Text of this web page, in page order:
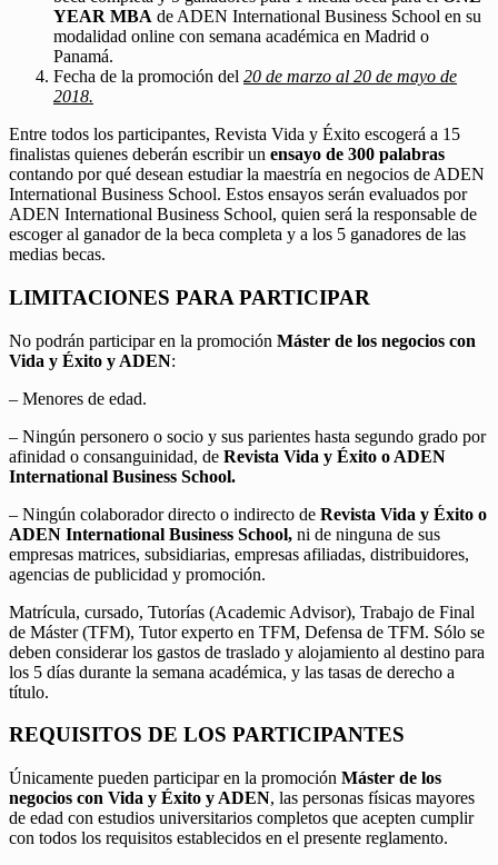
YEAR MBA de ADEN International Business School en su
modalidad online con semana académica en Madrid o
Panamá.
Fecha de la promoción del 20 de marzo al 20 de mayo de
2018.
Entre todos los participantes, Revista Vida y Éxito escogerá a 15
finalistas quienes deberán escribir un ensayo de 300 palabras
contando por qué desean estudiar la maestría en negocios de ADEN
International Business School. Estos ensayos serán evaluados por
ADEN International Business School, quien será la responsable de
escoger al ganador de la beca completa y a los 5 ganadores de las
medias becas.
LIMITACIONES PARA PARTICIPAR
No podrán participar en la promoción Máster de los negocios con
Vida y Éxito y ADEN:
– Menores de edad.
– Ningún personero o socio y sus parientes hasta segundo grado por
afinidad o consanguinidad, de Revista Vida y Éxito o ADEN
International Business School.
– Ningún colaborador directo o indirecto de Revista Vida y Éxito o
ADEN International Business School, ni de ninguna de sus
empresas matrices, subsidiarias, empresas afiliadas, distribuidores,
agencias de publicidad y promoción.
Matrícula, cursado, Tutorías (Academic Advisor), Trabajo de Final
de Máster (TFM), Tutor experto en TFM, Defensa de TFM. Sólo se
deben considerar los gastos de traslado y alojamiento al destino para
los 5 días durante la semana académica, y las tasas de derecho a
título.
REQUISITOS DE LOS PARTICIPANTES
Únicamente pueden participar en la promoción Máster de los
negocios con Vida y Éxito y ADEN, las personas físicas mayores
de edad con estudios universitarios completos que acepten cumplir
con todos los requisitos establecidos en el presente reglamento.